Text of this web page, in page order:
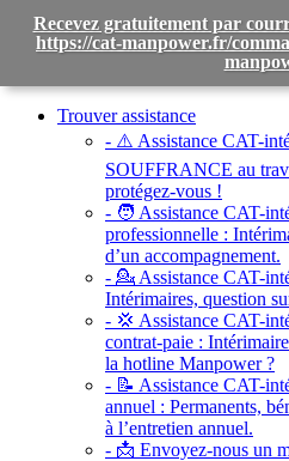
Toggle
navigationTrouver assistance
- ⚠️ Assistance CAT-
SOUFFRANCE au
protégez-vous !
- 🧑 Assistance CAT-
professionnelle :
d’un accompagnement.
- 💁 Assistance CAT-
Intérimaires, question
- 💢 Assistance CAT-
contrat-paie :
la hotline Manpower ?
- 📝 Assistance CAT-
annuel : Permanents,
à l’entretien annuel.
- 📩 Envoyez-nous un
Recevez gratuitement par
https://cat-manpower.fr/